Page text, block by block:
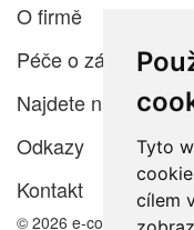
Tyto
cílem
O firmě
Péče o zákazníka
Najdete nás
Odkazy
Kontakt
© 2026 e-color.cz